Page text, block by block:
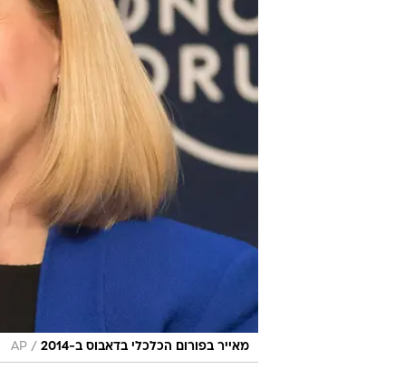
מאייר בפורום הכלכלי בדאבוס ב-2014 /
AP